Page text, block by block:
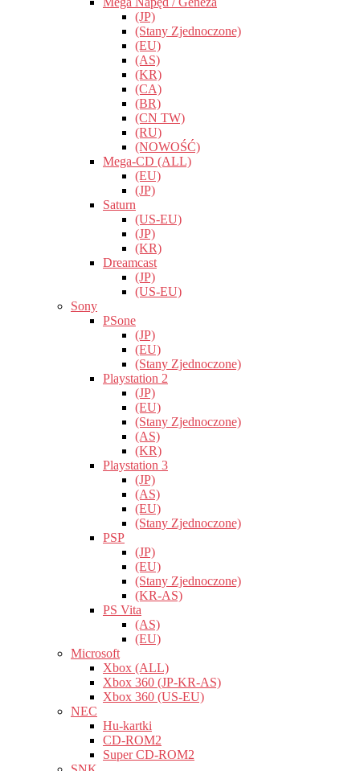
(JP)
(Stany Zjednoczone)
(EU)
(AS)
(KR)
(CA)
(BR)
(CN TW)
(RU)
(NOWOŚĆ)
Mega-CD (ALL)
(EU)
(JP)
Saturn
(US-EU)
(JP)
(KR)
Dreamcast
(JP)
(US-EU)
Sony
PSone
(JP)
(EU)
(Stany Zjednoczone)
Playstation 2
(JP)
(EU)
(Stany Zjednoczone)
(AS)
(KR)
Playstation 3
(JP)
(AS)
(EU)
(Stany Zjednoczone)
PSP
(JP)
(EU)
(Stany Zjednoczone)
(KR-AS)
PS Vita
(AS)
(EU)
Microsoft
Xbox (ALL)
Xbox 360 (JP-KR-AS)
Xbox 360 (US-EU)
NEC
Hu-kartki
CD-ROM2
Super CD-ROM2